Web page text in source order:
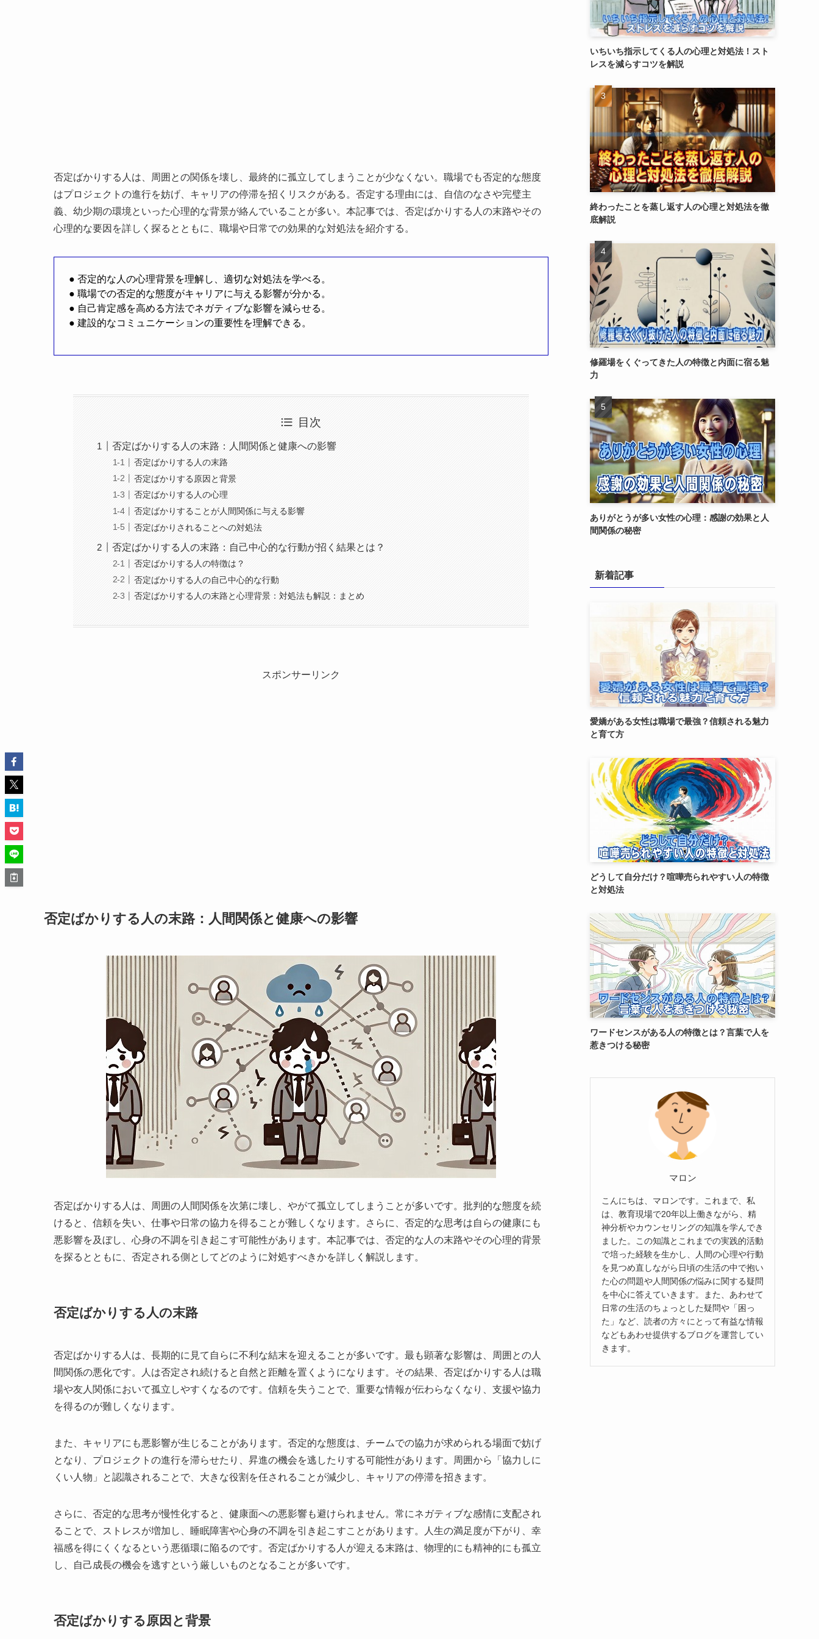
否定ばかりする人は、周囲との関係を壊し、最終的に孤立してしまうことが少なくない。職場でも否定的な態度
はプロジェクトの進行を妨げ、キャリアの停滞を招くリスクがある。否定する理由には、自信のなさや完璧主
義、幼少期の環境といった心理的な背景が絡んでいることが多い。本記事では、否定ばかりする人の末路やその
心理的な要因を詳しく探るとともに、職場や日常での効果的な対処法を紹介する。
● 否定的な人の心理背景を理解し、適切な対処法を学べる。
● 職場での否定的な態度がキャリアに与える影響が分かる。
● 自己肯定感を高める方法でネガティブな影響を減らせる。
● 建設的なコミュニケーションの重要性を理解できる。
目次
否定ばかりする人の末路：人間関係と健康への影響
否定ばかりする人の末路
否定ばかりする原因と背景
否定ばかりする人の心理
否定ばかりすることが人間関係に与える影響
否定ばかりされることへの対処法
否定ばかりする人の末路：自己中心的な行動が招く結果とは？
否定ばかりする人の特徴は？
否定ばかりする人の自己中心的な行動
否定ばかりする人の末路と心理背景：対処法も解説：まとめ
スポンサーリンク
否定ばかりする人の末路：人間関係と健康への影響
否定ばかりする人は、周囲の人間関係を次第に壊し、やがて孤立してしまうことが多いです。批判的な態度を続
けると、信頼を失い、仕事や日常の協力を得ることが難しくなります。さらに、否定的な思考は自らの健康にも
悪影響を及ぼし、心身の不調を引き起こす可能性があります。本記事では、否定的な人の末路やその心理的背景
を探るとともに、否定される側としてどのように対処すべきかを詳しく解説します。
否定ばかりする人の末路
否定ばかりする人は、長期的に見て自らに不利な結末を迎えることが多いです。最も顕著な影響は、周囲との人
間関係の悪化です。人は否定され続けると自然と距離を置くようになります。その結果、否定ばかりする人は職
場や友人関係において孤立しやすくなるのです。信頼を失うことで、重要な情報が伝わらなくなり、支援や協力
を得るのが難しくなります。
また、キャリアにも悪影響が生じることがあります。否定的な態度は、チームでの協力が求められる場面で妨げ
となり、プロジェクトの進行を滞らせたり、昇進の機会を逃したりする可能性があります。周囲から「協力しに
くい人物」と認識されることで、大きな役割を任されることが減少し、キャリアの停滞を招きます。
さらに、否定的な思考が慢性化すると、健康面への悪影響も避けられません。常にネガティブな感情に支配され
ることで、ストレスが増加し、睡眠障害や心身の不調を引き起こすことがあります。人生の満足度が下がり、幸
福感を得にくくなるという悪循環に陥るのです。否定ばかりする人が迎える末路は、物理的にも精神的にも孤立
し、自己成長の機会を逃すという厳しいものとなることが多いです。
否定ばかりする原因と背景
いちいち指示してくる人の心理と対処法！スト
レスを減らすコツを解説
終わったことを蒸し返す人の心理と対処法を徹
底解説
修羅場をくぐってきた人の特徴と内面に宿る魅
力
ありがとうが多い女性の心理：感謝の効果と人
間関係の秘密
新着記事
愛嬌がある女性は職場で最強？信頼される魅力
と育て方
どうして自分だけ？喧嘩売られやすい人の特徴
と対処法
ワードセンスがある人の特徴とは？言葉で人を
惹きつける秘密
マロン
こんにちは、マロンです。これまで、私
は、教育現場で20年以上働きながら、精
神分析やカウンセリングの知識を学んでき
ました。この知識とこれまでの実践的活動
で培った経験を生かし、人間の心理や行動
を見つめ直しながら日頃の生活の中で抱い
た心の問題や人間関係の悩みに関する疑問
を中心に答えていきます。また、あわせて
日常の生活のちょっとした疑問や「困っ
た」など、読者の方々にとって有益な情報
などもあわせ提供するブログを運営してい
きます。